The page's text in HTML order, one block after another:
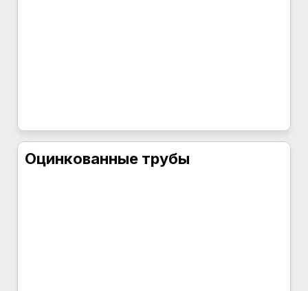
Оцинкованные трубы